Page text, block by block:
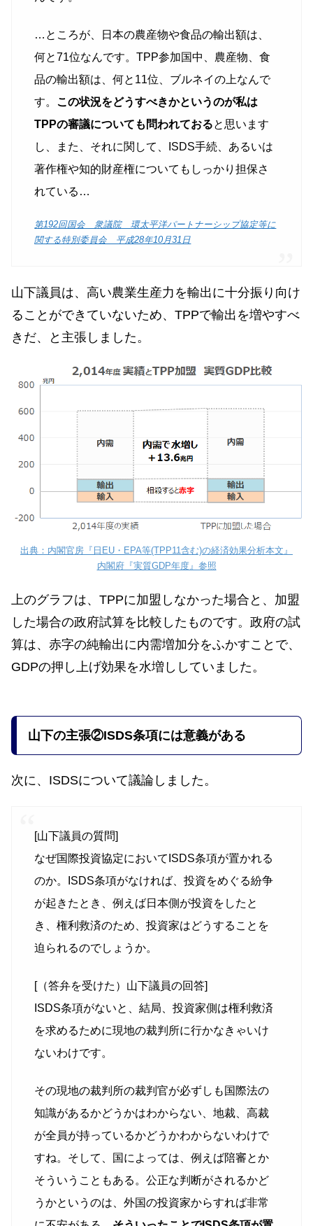
…ところが、日本の農産物や食品の輸出額は、
何と71位なんです。TPP参加国中、農産物、食
品の輸出額は、何と11位、ブルネイの上なんで
す。 この状況をどうすべきかというのが私は
TPPの審議についても問われておると思います
し、また、それに関して、ISDS手続、あるいは
著作権や知的財産権についてもしっかり担保さ
れている…
第192回国会 衆議院 環太平洋パートナーシップ協定等に
関する特別委員会 平成28年10月31日
山下議員は、高い農業生産力を輸出に十分振り向け
ることができていないため、TPPで輸出を増やすべ
きだ、と主張しました。
出典：内閣官房『日EU・EPA等(TPP11含む)の経済効果分析本文』
内閣府『実質GDP年度』参照
上のグラフは、TPPに加盟しなかった場合と、加盟
した場合の政府試算を比較したものです。政府の試
算は、赤字の純輸出に内需増加分をふかすことで、
GDPの押し上げ効果を水増ししていました。
山下の主張②ISDS条項には意義がある
次に、ISDSについて議論しました。
[山下議員の質問]
なぜ国際投資協定においてISDS条項が置かれる
のか。ISDS条項がなければ、投資をめぐる紛争
が起きたとき、例えば日本側が投資をしたと
き、権利救済のため、投資家はどうすることを
迫られるのでしょうか。
[（答弁を受けた）山下議員の回答]
ISDS条項がないと、結局、投資家側は権利救済
を求めるために現地の裁判所に行かなきゃいけ
ないわけです。
その現地の裁判所の裁判官が必ずしも国際法の
知識があるかどうかはわからない、地裁、高裁
が全員が持っているかどうかわからないわけで
すね。そして、国によっては、例えば陪審とか
そういうこともある。公正な判断がされるかど
うかというのは、外国の投資家からすれば非常